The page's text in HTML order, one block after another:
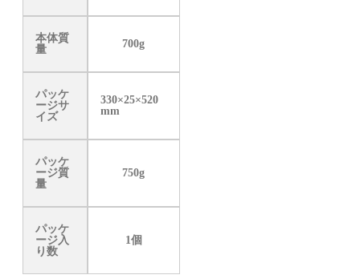
本体質
量
700g
パッケ
ージサ
イズ
330×25×520
mm
パッケ
ージ質
量
750g
パッケ
ージ入
り数
1個